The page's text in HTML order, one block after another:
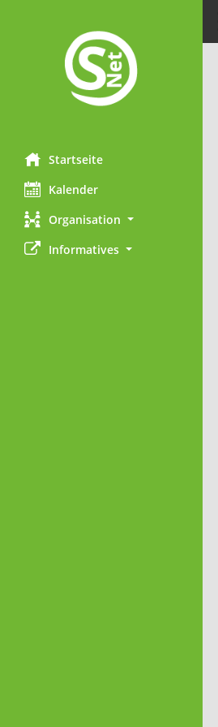
Startseite
Kalender
Organisation
Informatives